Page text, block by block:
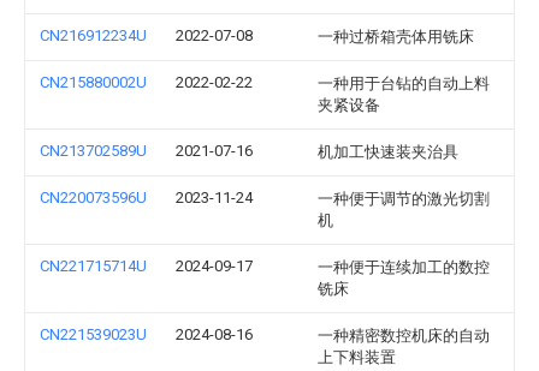
CN216912234U 2022-07-08 一种过桥箱壳体用铣床
CN215880002U 2022-02-22
一种用于台钻的自动上料
夹紧设备
CN213702589U 2021-07-16 机加工快速装夹治具
CN220073596U 2023-11-24
一种便于调节的激光切割
机
CN221715714U 2024-09-17
一种便于连续加工的数控
铣床
CN221539023U 2024-08-16
一种精密数控机床的自动
上下料装置